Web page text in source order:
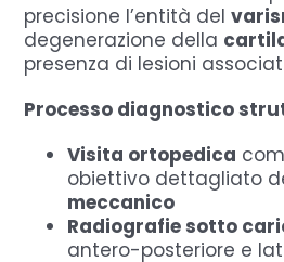
precisione l’entità del
degenerazione della
presenza di lesioni
Processo diagnostico
Visita ortopedica
obiettivo dettagliato
meccanico
Radiografie sotto
antero-posteriore e